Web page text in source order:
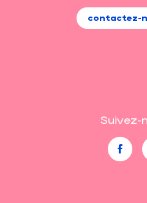
contactez-
Suivez-